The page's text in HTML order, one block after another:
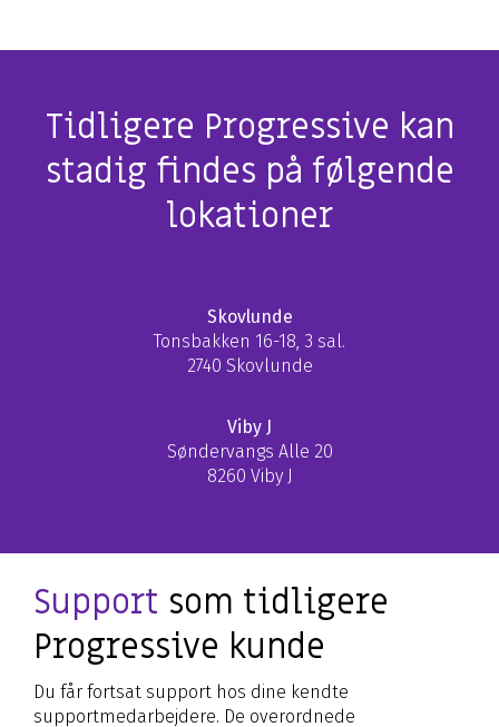
Tidligere Progressive kan
stadig findes på følgende
lokationer
Skovlunde
Tonsbakken 16-18, 3 sal.
2740 Skovlunde
Viby J
Søndervangs Alle 20
8260 Viby J
Support som tidligere
Progressive kunde
Du får fortsat support hos dine kendte
supportmedarbejdere. De overordnede